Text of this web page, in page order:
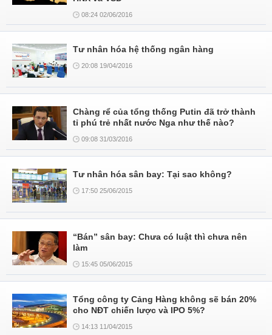
08:24 02/06/2016
Tư nhân hóa hệ thống ngân hàng
20:08 19/04/2016
Chàng rể của tổng thống Putin đã trở thành
tỉ phú trẻ nhất nước Nga như thế nào?
09:08 31/03/2016
Tư nhân hóa sân bay: Tại sao không?
17:50 25/06/2015
“Bán” sân bay: Chưa có luật thì chưa nên
làm
15:45 05/06/2015
Tổng công ty Cảng Hàng không sẽ bán 20%
cho NĐT chiến lược và IPO 5%?
14:13 11/04/2015